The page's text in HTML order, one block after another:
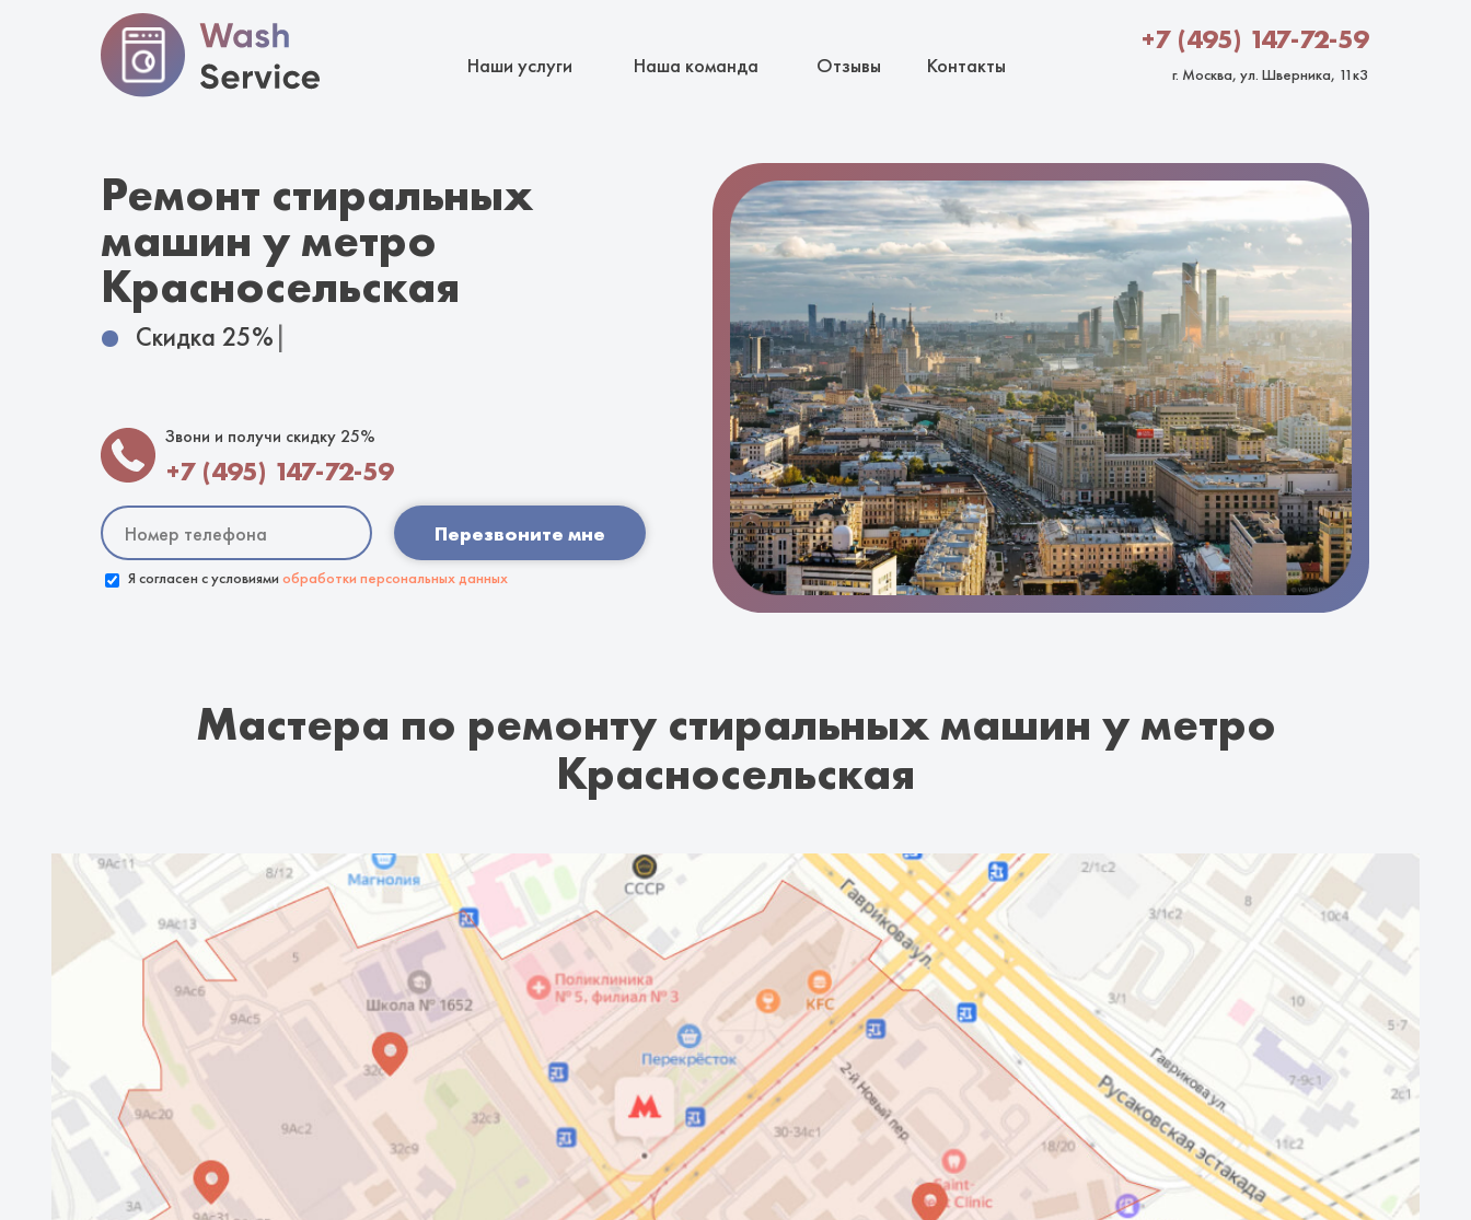
г. Москва, ул. Шверника, 11к3
Контакты
Отзывы
Наша команда
Наши услуги
+7 (495) 147-72-59
Ремонт стиральных
машин у метро
Красносельская
Скидка 25%|
Перезвоните мне
Я согласен с условиями обработки персональных данных
+7 (495) 147-72-59
Звони и получи скидку 25%
Мастера по ремонту стиральных машин у метро
Красносельская